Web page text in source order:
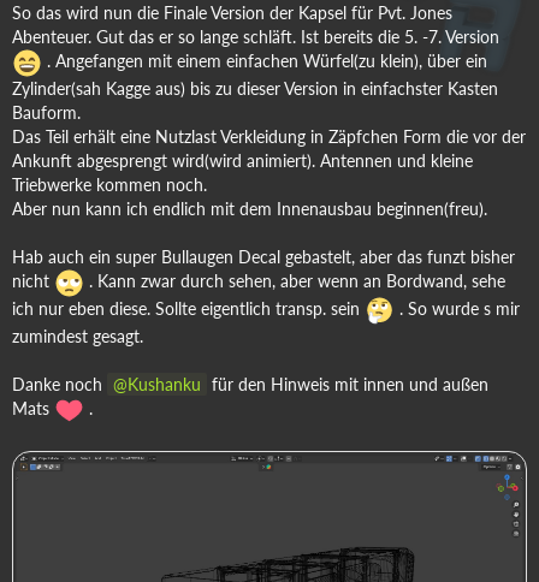
So das wird nun die Finale Version der Kapsel für Pvt. Jones
Abenteuer. Gut das er so lange schläft. Ist bereits die 5. -7. Version
. Angefangen mit einem einfachen Würfel(zu klein), über ein
Zylinder(sah Kagge aus) bis zu dieser Version in einfachster Kasten
Bauform.
Das Teil erhält eine Nutzlast Verkleidung in Zäpfchen Form die vor der
Ankunft abgesprengt wird(wird animiert). Antennen und kleine
Triebwerke kommen noch.
Aber nun kann ich endlich mit dem Innenausbau beginnen(freu).
Hab auch ein super Bullaugen Decal gebastelt, aber das funzt bisher
nicht
. Kann zwar durch sehen, aber wenn an Bordwand, sehe
ich nur eben diese. Sollte eigentlich transp. sein
. So wurde s mir
zumindest gesagt.
Danke noch Kushanku für den Hinweis mit innen und außen
Mats
.